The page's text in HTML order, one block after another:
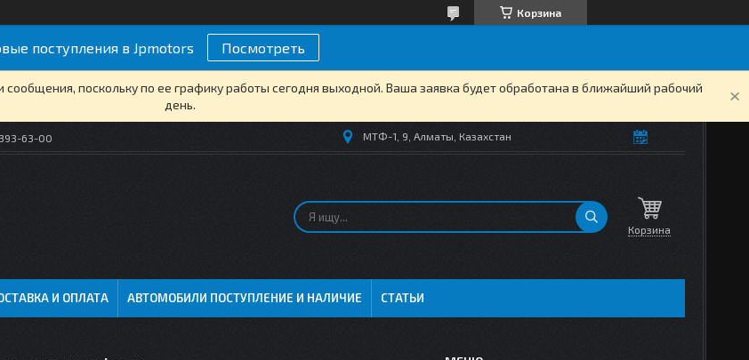
Корзина
поступления в Jpmotors Посмотреть
поскольку по ее графику работы сегодня выходной. Ваша заявка будет обработана в ближайший рабочий
день.
63-00 МТФ-1, 9, Алматы, Казахстан
Корзина
И ОПЛАТА АВТОМОБИЛИ ПОСТУПЛЕНИЕ И НАЛИЧИЕ СТАТЬИ